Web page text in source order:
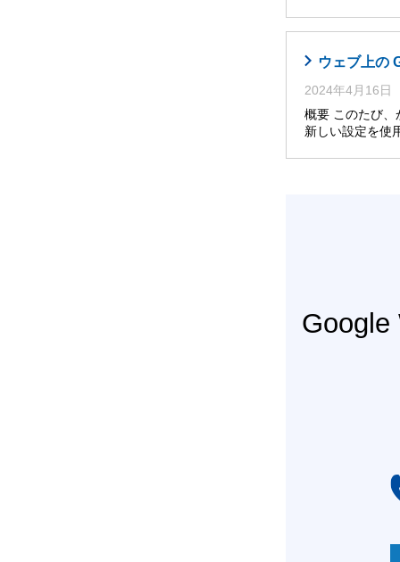
ウェブ上の
2024年4月16日
概要 このたび、
新しい設定を使
Google